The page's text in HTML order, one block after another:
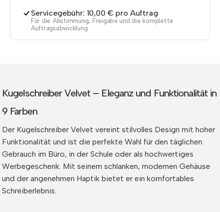
Servicegebühr: 10,00 € pro Auftrag
Für die Abstimmung, Freigabe und die komplette
Auftragsabwicklung.
Kugelschreiber Velvet – Eleganz und Funktionalität in
9 Farben
Der Kugelschreiber Velvet vereint stilvolles Design mit hoher
Funktionalität und ist die perfekte Wahl für den täglichen
Gebrauch im Büro, in der Schule oder als hochwertiges
Werbegeschenk. Mit seinem schlanken, modernen Gehäuse
und der angenehmen Haptik bietet er ein komfortables
Schreiberlebnis.